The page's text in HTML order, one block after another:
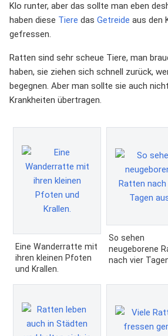
Klo runter, aber das sollte man eben
haben diese Tiere das Getreide aus den
gefressen.
Ratten sind sehr scheue Tiere, man
haben, sie ziehen sich schnell zurück,
begegnen. Aber man sollte sie auch
Krankheiten übertragen.
Eine Wanderratte mit
ihren kleinen Pfoten
und Krallen.
So sehen
neugeborene
nach vier